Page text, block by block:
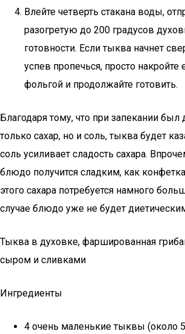
Влейте четверть стакана воды,
разогретую до 200 градусов
готовности. Если тыква начнет
успев пропечься, просто
фольгой и продолжайте готовить.
Благодаря тому, что при запекании был
только сахар, но и соль, тыква будет
соль усиливает сладость сахара.
блюдо получится сладким, как
этого сахара потребуется намного
случае блюдо уже не будет
Тыква в духовке, фаршированная
сыром и сливками
Ингредиенты
4 очень маленькие тыквы (около